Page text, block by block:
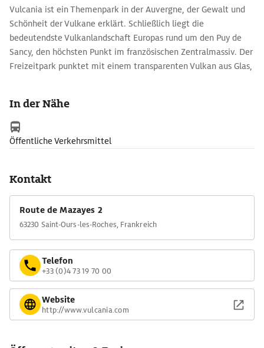
Vulcania ist ein Themenpark in der Auvergne, der Gewalt und
Schönheit der Vulkane erklärt. Schließlich liegt die
bedeutendste Vulkanlandschaft Europas rund um den Puy de
Sancy, den höchsten Punkt im französischen Zentralmassiv. Der
Freizeitpark punktet mit einem transparenten Vulkan aus Glas,
In der Nähe
Öffentliche Verkehrsmittel
Kontakt
Route de Mazayes 2
63230 Saint-Ours-les-Roches, Frankreich
Telefon
+33 (0)4 73 19 70 00
Website
http://www.vulcania.com